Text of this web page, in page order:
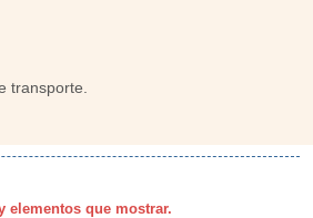
transporte.
elementos que mostrar.